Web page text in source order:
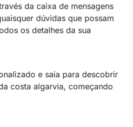
da caixa de mensagens
dúvidas que possam
os detalhes da sua
e saia para descobrir
costa algarvia, começando